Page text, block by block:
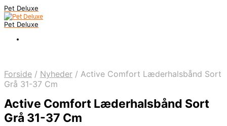
Pet Deluxe
Pet Deluxe
Forside / Nyheder / Active Comfort Læderhalsbånd Sort
Grå 31-37 Cm
Active Comfort Læderhalsbånd Sort
Grå 31-37 Cm